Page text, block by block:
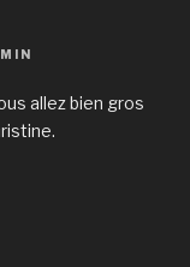
allez bien gros